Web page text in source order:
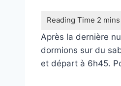
Après la dernière
dormions sur du
et départ à 6h45.